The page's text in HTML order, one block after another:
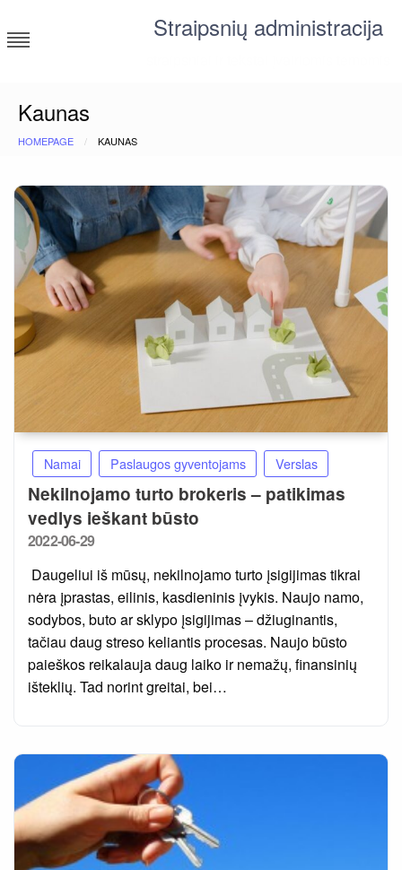
to
content
Straipsnių administracija
Kaunas
HOMEPAGE KAUNAS
Namai Paslaugos gyventojams Verslas
Nekilnojamo turto brokeris – patikimas
vedlys ieškant būsto
Posted
2022-06-29
Daugeliui iš mūsų, nekilnojamo turto įsigijimas tikrai
nėra įprastas, eilinis, kasdieninis įvykis. Naujo namo,
sodybos, buto ar sklypo įsigijimas – džiuginantis,
tačiau daug streso keliantis procesas. Naujo būsto
paieškos reikalauja daug laiko ir nemažų, finansinių
išteklių. Tad norint greitai, bei…